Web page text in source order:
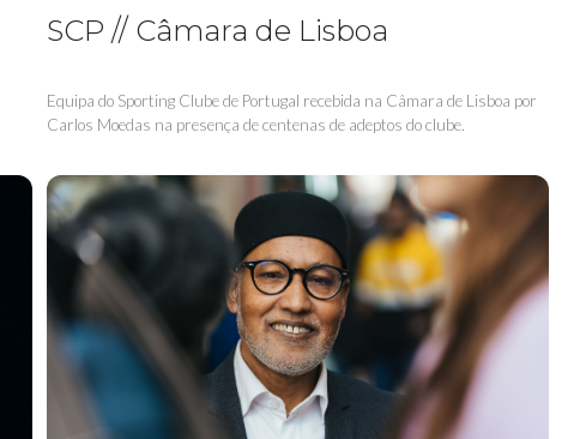
SCP // Câmara de Lisboa
Equipa do Sporting Clube de Portugal recebida na Câmara de Lisboa por
Carlos Moedas na presença de centenas de adeptos do clube.